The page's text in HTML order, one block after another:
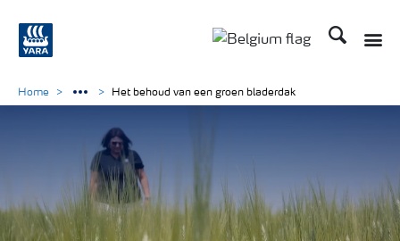
Zoek op
Home Het behoud van een groen bladerdak